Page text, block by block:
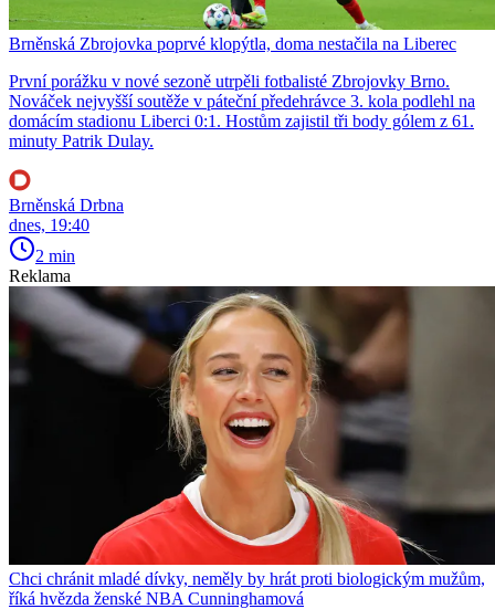
Brněnská Zbrojovka poprvé klopýtla, doma nestačila na Liberec
První porážku v nové sezoně utrpěli fotbalisté Zbrojovky Brno.
Nováček nejvyšší soutěže v páteční předehrávce 3. kola podlehl na
domácím stadionu Liberci 0:1. Hostům zajistil tři body gólem z 61.
minuty Patrik Dulay.
Brněnská Drbna
dnes, 19:40
2 min
Reklama
Chci chránit mladé dívky, neměly by hrát proti biologickým mužům,
říká hvězda ženské NBA Cunninghamová